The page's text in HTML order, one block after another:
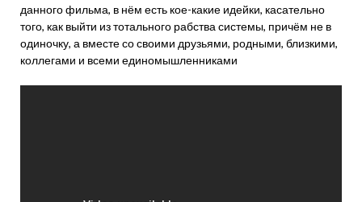
данного фильма, в нём есть кое-какие идейки, касательно
того, как выйти из тотального рабства системы, причём не в
одиночку, а вместе со своими друзьями, родными, близкими,
коллегами и всеми единомышленниками